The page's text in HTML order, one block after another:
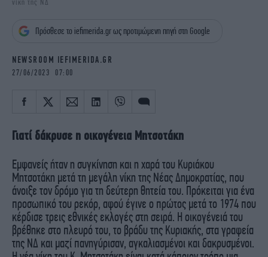
iBOOKS
OSCARS
NEWSLETTER
νίκη της ΝΔ
Πρόσθεσε το iefimerida.gr ως προτιμώμενη πηγή στη Google
NEWSROOM IEFIMERIDA.GR
27/06/2023 07:00
Γιατί δάκρυσε η οικογένεια Μητσοτάκη
Εμφανείς ήταν η συγκίνηση και η χαρά του Κυριάκου
Μητσοτάκη μετά τη μεγάλη νίκη της Νέας Δημοκρατίας, που
άνοιξε τον δρόμο για τη δεύτερη θητεία του. Πρόκειται για ένα
προσωπικό του ρεκόρ, αφού έγινε ο πρώτος μετά το 1974 που
κέρδισε τρεις εθνικές εκλογές στη σειρά. Η οικογένειά του
βρέθηκε στο πλευρό του, το βράδυ της Κυριακής, στα γραφεία
της ΝΔ και μαζί πανηγύρισαν, αγκαλιασμένοι και δακρυσμένοι.